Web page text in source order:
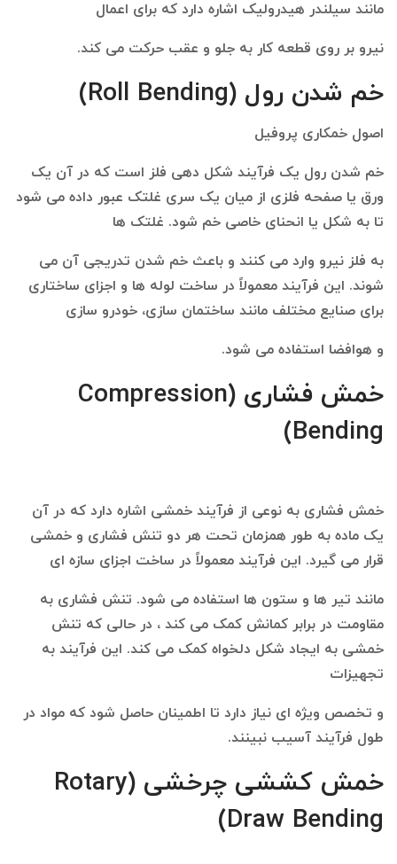
مانند سیلندر هیدرولیک اشاره دارد که برای اعمال
نیرو بر روی قطعه کار به جلو و عقب حرکت می کند.
خم شدن رول (Roll Bending)
اصول خمکاری پروفیل
خم شدن رول یک فرآیند شکل دهی فلز است که در آن یک
ورق یا صفحه فلزی از میان یک سری غلتک عبور داده می شود
تا به شکل یا انحنای خاصی خم شود. غلتک ها
به فلز نیرو وارد می کنند و باعث خم شدن تدریجی آن می
شوند. این فرآیند معمولاً در ساخت لوله‌ ها و اجزای ساختاری
برای صنایع مختلف مانند ساختمان‌ سازی، خودرو سازی
و هوافضا استفاده می ‌شود.
خمش فشاری (Compression
Bending)
خمش فشاری به نوعی از فرآیند خمشی اشاره دارد که در آن
یک ماده به طور همزمان تحت هر دو تنش فشاری و خمشی
قرار می گیرد. این فرآیند معمولاً در ساخت اجزای سازه ای
مانند تیر ها و ستون ها استفاده می شود. تنش فشاری به
مقاومت در برابر کمانش کمک می کند ، در حالی که تنش
خمشی به ایجاد شکل دلخواه کمک می کند. این فرآیند به
تجهیزات
و تخصص ویژه ای نیاز دارد تا اطمینان حاصل شود که مواد در
طول فرآیند آسیب نبینند.
خمش کششی چرخشی (Rotary
Draw Bending)